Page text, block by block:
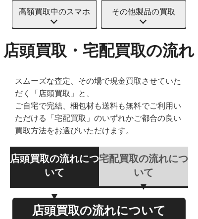
高額買取中のスマホ その他製品の買取
店頭買取・宅配買取の流れ
スムーズな査定、その場で現金買取させていた
だく「店頭買取」と、
ご自宅で完結、梱包材も送料も無料でご利用い
ただける「宅配買取」のいずれかご都合の良い
買取方法をお選びいただけます。
店頭買取の流れにつ
いて
宅配買取の流れにつ
いて
店頭買取の流れについて